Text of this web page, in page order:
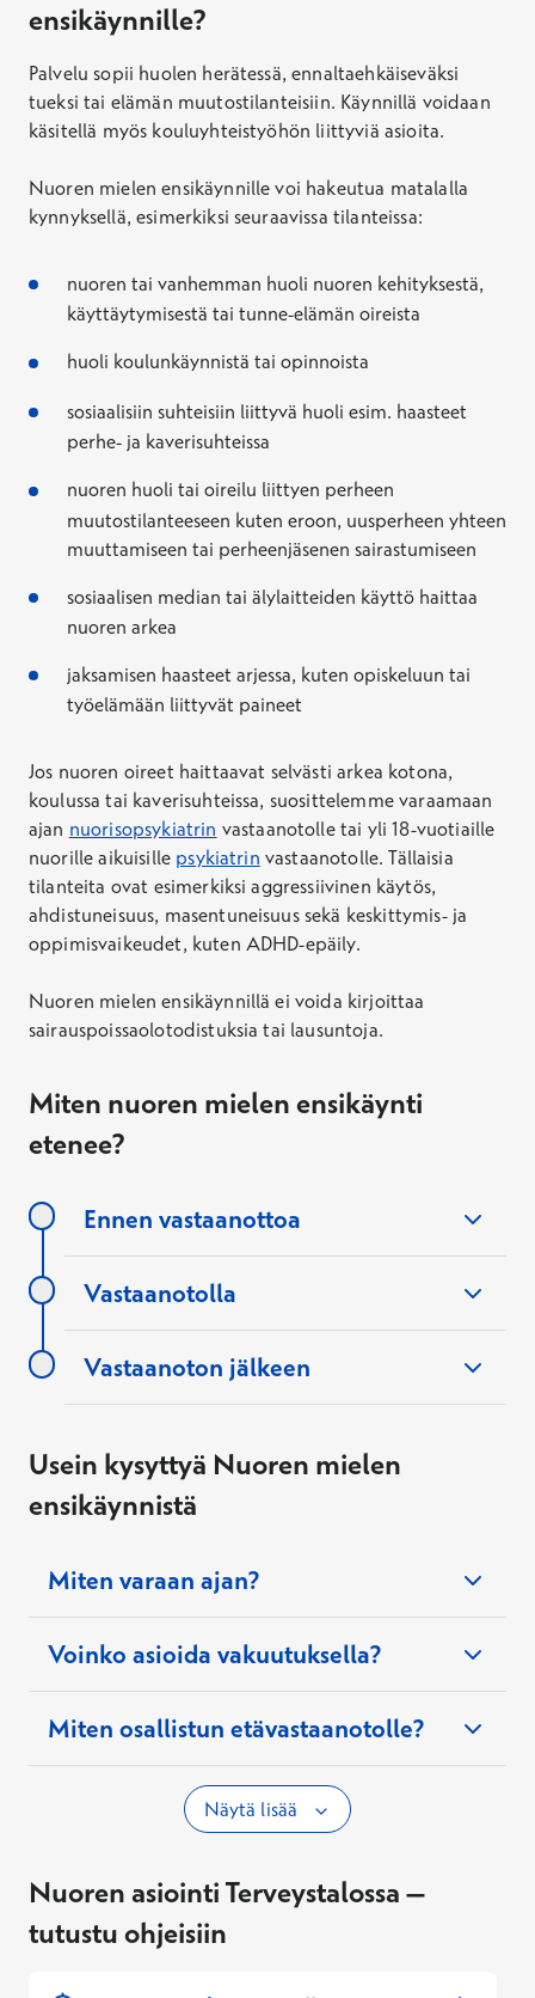
ensikäynnille?
Palvelu sopii huolen herätessä, ennaltaehkäiseväksi
tueksi tai elämän muutostilanteisiin. Käynnillä voidaan
käsitellä myös kouluyhteistyöhön liittyviä asioita.
Nuoren mielen ensikäynnille voi hakeutua matalalla
kynnyksellä, esimerkiksi seuraavissa tilanteissa:
nuoren tai vanhemman huoli nuoren kehityksestä,
käyttäytymisestä tai tunne-elämän oireista
huoli koulunkäynnistä tai opinnoista
sosiaalisiin suhteisiin liittyvä huoli esim. haasteet
perhe- ja kaverisuhteissa
nuoren huoli tai oireilu liittyen perheen
muutostilanteeseen kuten eroon, uusperheen yhteen
muuttamiseen tai perheenjäsenen sairastumiseen
sosiaalisen median tai älylaitteiden käyttö haittaa
nuoren arkea
jaksamisen haasteet arjessa, kuten opiskeluun tai
työelämään liittyvät paineet
Jos nuoren oireet haittaavat selvästi arkea kotona,
koulussa tai kaverisuhteissa, suosittelemme varaamaan
ajan nuorisopsykiatrin vastaanotolle tai yli 18-vuotiaille
nuorille aikuisille psykiatrin vastaanotolle. Tällaisia
tilanteita ovat esimerkiksi aggressiivinen käytös,
ahdistuneisuus, masentuneisuus sekä keskittymis- ja
oppimisvaikeudet, kuten ADHD-epäily.
Nuoren mielen ensikäynnillä ei voida kirjoittaa
sairauspoissaolotodistuksia tai lausuntoja.
Miten nuoren mielen ensikäynti
etenee?
Ennen vastaanottoa
asiakaspalvelussa
Vastaanotolla
Käynnillä keskustellaan mielenterveyden
arviointiin ja hoitoon erikoistuneen
aikana kartoitetaan ja
jäsennetään tilannetta sekä pohditaan
toimivia käytäntöjä arjen tueksi.
käynnin aikana.
Vastaanoton jälkeen
Usein kysyttyä Nuoren mielen
ensikäynnistä
Miten varaan ajan?
Voinko asioida vakuutuksella?
Miten osallistun etävastaanotolle?
Näytä lisää
Nuoren asiointi Terveystalossa –
tutustu ohjeisiin